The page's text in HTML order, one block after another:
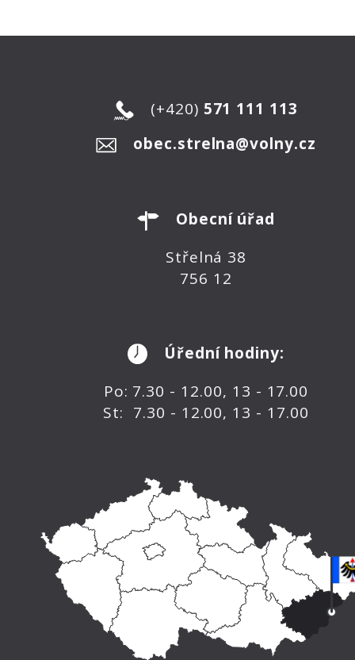
(+420) 571 111 113
obec.strelna@volny.cz
Obecní úřad
Střelná 38
756 12
Úřední hodiny:
Po: 7.30 - 12.00, 13 - 17.00
St: 7.30 - 12.00, 13 - 17.00